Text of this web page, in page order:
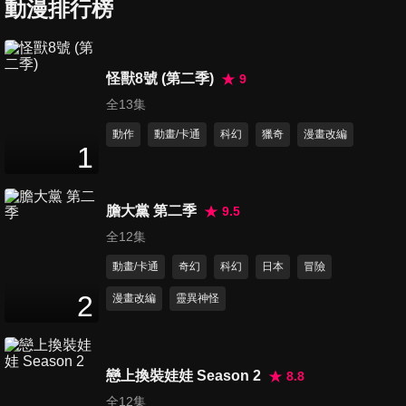
第7集 特訓
23分鐘
23分鐘
動漫排行榜
1
怪獸8號 (第二季)
9
全13集
動作 動畫/卡通 科幻 獵奇 漫畫改編
2
膽大黨 第二季
9.5
全12集
動畫/卡通 奇幻 科幻 日本 冒險
漫畫改編 靈異神怪
戀上換裝娃娃 Season 2
8.8
全12集